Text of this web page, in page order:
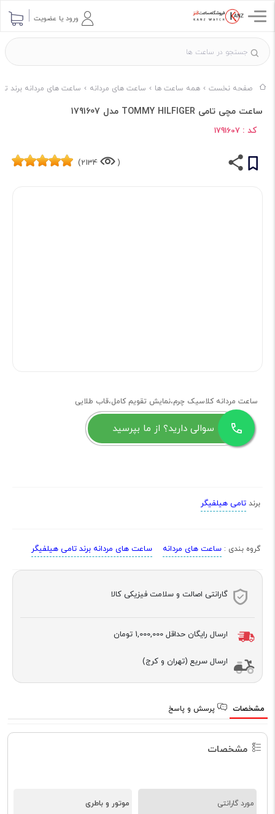
ورود یا عضویت
صفحه نخست همه ساعت ها ساعت های مردانه ساعت های مردانه برند
ساعت مچی تامی TOMMY HILFIGER مدل 1791607
کد : 1791607
(
2134)
ساعت مردانه کلاسیک چرم،نمایش تقویم کامل،قاب طلایی
سوالی دارید؟ از ما بپرسید
برند تامی هیلفیگر
گروه بندی : ساعت های مردانه ساعت های مردانه برند تامی هیلفیگر
گارانتی اصالت و سلامت فیزیکی کالا
ارسال رایگان حداقل 1,000,000 تومان
ارسال سریع (تهران و کرج)
مشخصات پرسش و پاسخ
مشخصات
مورد گارانتی موتور و باطری